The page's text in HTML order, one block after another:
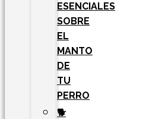
ESENCIALES
SOBRE
EL
MANTO
DE
TU
PERRO
🐕